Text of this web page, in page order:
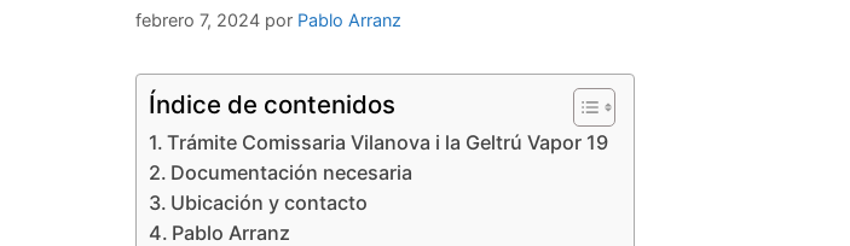
febrero 7, 2024 por Pablo Arranz
Índice de contenidos
Trámite Comissaria Vilanova i la Geltrú Vapor 19
Documentación necesaria
Ubicación y contacto
Pablo Arranz